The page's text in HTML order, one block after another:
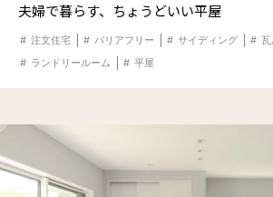
夫婦で暮らす、ちょうどいい平屋
注文住宅 バリアフリー サイディング
瓦
ランドリールーム
平屋